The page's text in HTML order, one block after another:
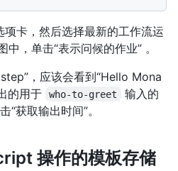
项卡，然后选择最新的工作流运
，单击“表示问候的作业” 。
，应该会看到“Hello Mona
的用于
who-to-greet
输入的
“获取输出时间”。
操作的模板存储